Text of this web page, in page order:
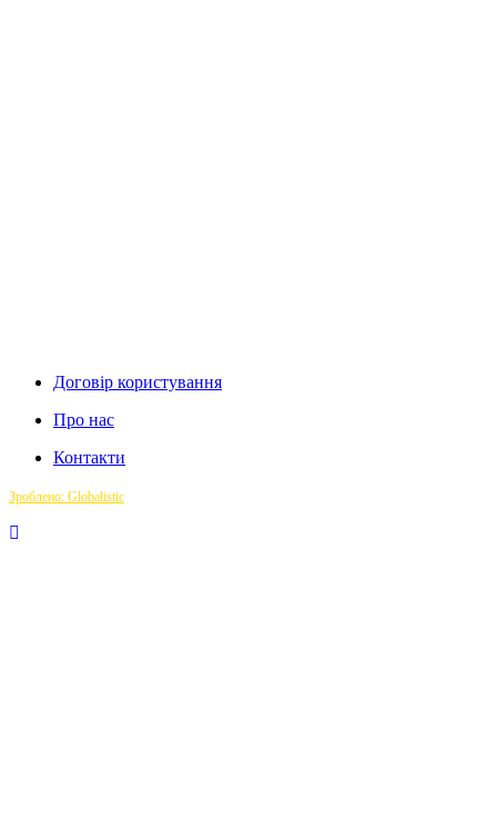
Договір користування
Про нас
Контакти
Зроблено: Globalistic